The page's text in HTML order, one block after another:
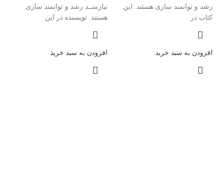
رشد و توانمند سازی هستند. این
کتاب در
افزودن به سبد خرید
نیازمنــد رشد و توانمند سازی
هستند. نویسنده در این
افزودن به سبد خرید